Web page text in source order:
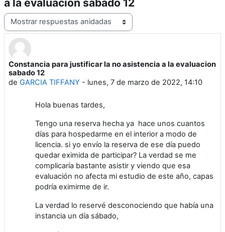
Mostrar modo
Constancia para justificar la no asistencia a la evaluacion
sabado 12
de GARCIA TIFFANY - lunes, 7 de marzo de 2022, 14:10
Número de respuestas: 0
Hola buenas tardes,
Tengo una reserva hecha ya hace unos cuantos
días para hospedarme en el interior a modo de
licencia. si yo envío la reserva de ese día puedo
quedar eximida de participar? La verdad se me
complicaría bastante asistir y viendo que esa
evaluación no afecta mi estudio de este año, capas
podría eximirme de ir.
La verdad lo reservé desconociendo que había una
instancia un día sábado,